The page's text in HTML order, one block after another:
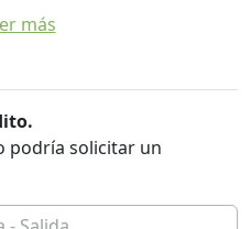
para niños y
organizan regularmente.
se encuentran
y un parque infantil.
Teepees totalmente
De Waard.
más
podría solicitar un